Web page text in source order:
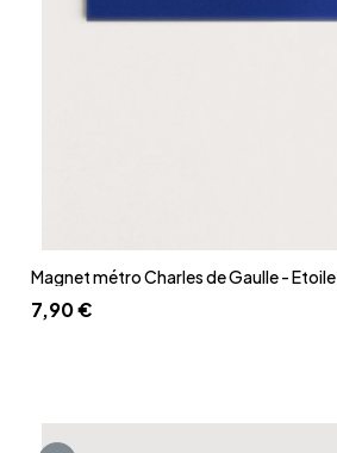
Aperçu rapide
Magnet métro Charles de Gaulle - Etoile
7,90 €